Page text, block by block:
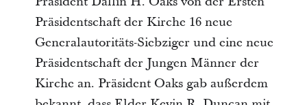
Präsidentschaft der Kirche 16 neue
Generalautoritäts-Siebziger und eine neue
Präsidentschaft der Jungen Männer der
Kirche an. Präsident Oaks gab außerdem